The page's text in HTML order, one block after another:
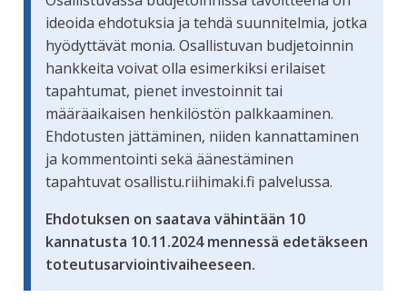
ideoida ehdotuksia ja tehdä suunnitelmia, jotka
hyödyttävät monia. Osallistuvan budjetoinnin
hankkeita voivat olla esimerkiksi erilaiset
tapahtumat, pienet investoinnit tai
määräaikaisen henkilöstön palkkaaminen.
Ehdotusten jättäminen, niiden kannattaminen
ja kommentointi sekä äänestäminen
tapahtuvat osallistu.riihimaki.fi palvelussa.
Ehdotuksen on saatava vähintään 10
kannatusta 10.11.2024 mennessä edetäkseen
toteutusarviointivaiheeseen.